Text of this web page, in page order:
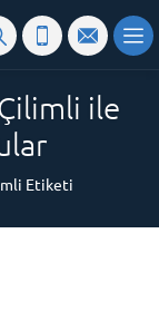
ile
Etiketi